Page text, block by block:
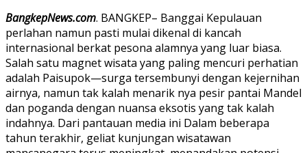
BangkepNews.com. BANGKEP– Banggai Kepulauan
perlahan namun pasti mulai dikenal di kancah
internasional berkat pesona alamnya yang luar biasa.
Salah satu magnet wisata yang paling mencuri perhatian
adalah Paisupok—surga tersembunyi dengan kejernihan
airnya, namun tak kalah menarik nya pesir pantai Mandel
dan poganda dengan nuansa eksotis yang tak kalah
indahnya. Dari pantauan media ini Dalam beberapa
tahun terakhir, geliat kunjungan wisatawan